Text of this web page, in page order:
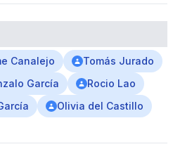
Canalejo
Tomás Jurado
García
Rocio Lao
Olivia del Castillo